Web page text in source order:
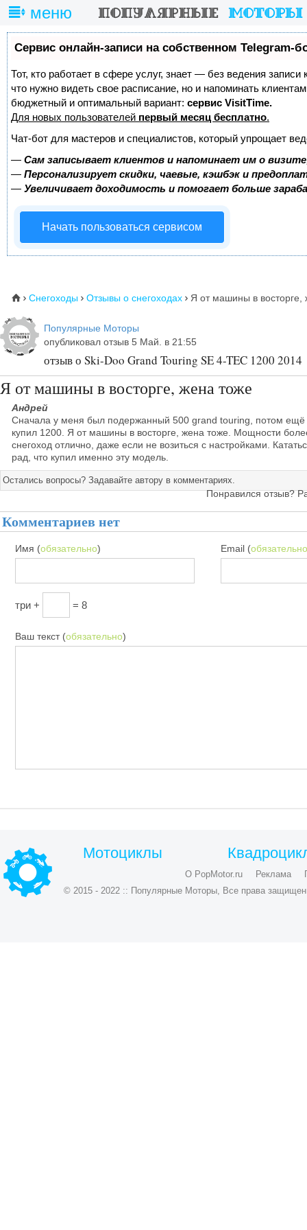
меню
Сервис онлайн-записи на собственном Telegram-
Тот, кто работает в сфере услуг, знает — без ведения записи
что нужно видеть свое расписание, но и напоминать
бюджетный и оптимальный вариант: сервис VisitTime.
Для новых пользователей первый месяц бесплатно.
Чат-бот для мастеров и специалистов, который упрощает
— Сам записывает клиентов и напоминает им о
— Персонализирует скидки, чаевые, кэшбэк и
— Увеличивает доходимость и помогает больше
Начать пользоваться сервисом
⌂  Снегоходы  Отзывы о снегоходах  Я от машины в восторге,
Популярные Моторы
опубликовал отзыв 5 Май. в 21:55
отзыв о Ski-Doo Grand Touring SE 4-TEC 1200 2014
Я от машины в восторге, жена тоже
Андрей
Сначала у меня был подержанный 500 grand touring, потом ещё
купил 1200. Я от машины в восторге, жена тоже. Мощности
снегоход отлично, даже если не возиться с настройками.
рад, что купил именно эту модель.
Остались вопросы? Задавайте автору в комментариях.
Понравился отзыв?
Комментариев нет
Имя (обязательно) Email (обязательно
три + = 8
Ваш текст (обязательно)
Мотоциклы
О PopMotor.ru Реклама
© 2015 - 2022 :: Популярные Моторы, Все права